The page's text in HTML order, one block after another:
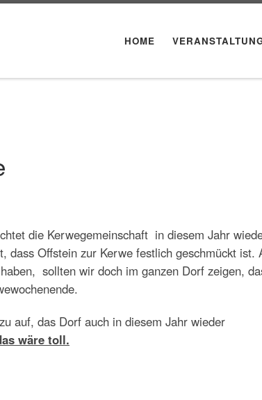
HOME
die Kerwegemeinschaft in diesem Jahr
dass Offstein zur Kerwe festlich geschmückt ist.
sollten wir doch im ganzen Dorf zeigen,
auf, das Dorf auch in diesem Jahr wieder
wäre toll.